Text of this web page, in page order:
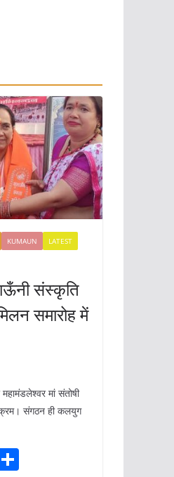
KUMAUN
LATEST
संस्कृति
समारोह में
मां संतोषी
संगठन ही कलयुग